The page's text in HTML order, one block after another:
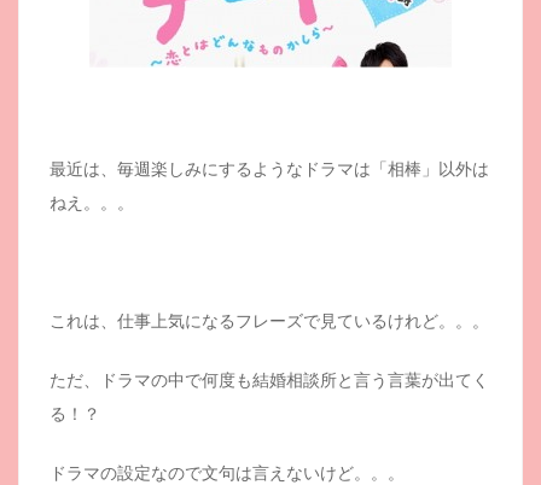
最近は、毎週楽しみにするようなドラマは「相棒」以外は
ねえ。。。
これは、仕事上気になるフレーズで見ているけれど。。。
ただ、ドラマの中で何度も結婚相談所と言う言葉が出てく
る！？
ドラマの設定なので文句は言えないけど。。。